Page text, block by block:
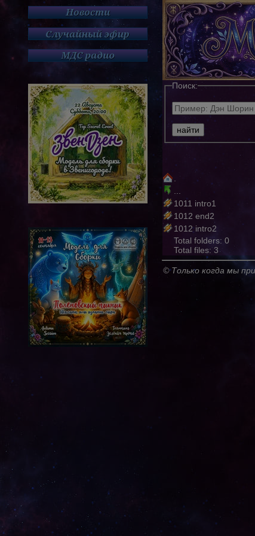
Поиск:
1011 intro1
1012 end2
1012 intro2
Total folders: 0
Total files: 3
© Только когда мы